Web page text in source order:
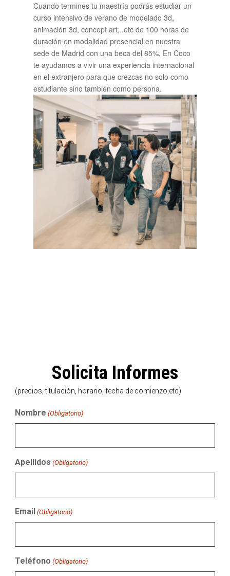
Cuando termines tu maestría podrás estudiar un
curso intensivo de verano de modelado 3d,
animación 3d, concept art,..etc de 100 horas de
duración en modalidad presencial en nuestra
sede de Madrid con una beca del 85%. En Coco
te ayudamos a vivir una experiencia internacional
en el extranjero para que crezcas no solo como
estudiante sino también como persona.
Solicita Informes
(precios, titulación, horario, fecha de comienzo,etc)
Nombre (Obligatorio)
Apellidos (Obligatorio)
Email (Obligatorio)
Teléfono (Obligatorio)